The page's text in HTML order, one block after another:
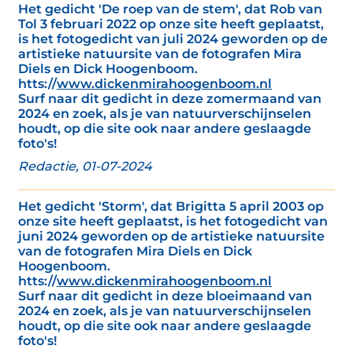
Het gedicht 'De roep van de stem', dat Rob van
Tol 3 februari 2022 op onze site heeft geplaatst,
is het fotogedicht van juli 2024 geworden op de
artistieke natuursite van de fotografen Mira
Diels en Dick Hoogenboom.
htts://www.dickenmirahoogenboom.nl
Surf naar dit gedicht in deze zomermaand van
2024 en zoek, als je van natuurverschijnselen
houdt, op die site ook naar andere geslaagde
foto's!
Redactie, 01-07-2024
Het gedicht 'Storm', dat Brigitta 5 april 2003 op
onze site heeft geplaatst, is het fotogedicht van
juni 2024 geworden op de artistieke natuursite
van de fotografen Mira Diels en Dick
Hoogenboom.
htts://www.dickenmirahoogenboom.nl
Surf naar dit gedicht in deze bloeimaand van
2024 en zoek, als je van natuurverschijnselen
houdt, op die site ook naar andere geslaagde
foto's!